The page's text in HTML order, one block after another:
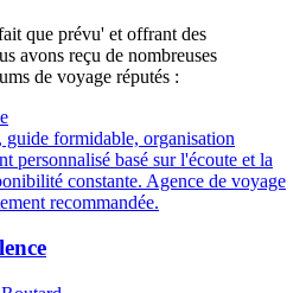
que prévu' et offrant des
avons reçu de nombreuses
de voyage réputés :
formidable, organisation
personnalisé basé sur l'écoute et la
constante. Agence de voyage
recommandée.